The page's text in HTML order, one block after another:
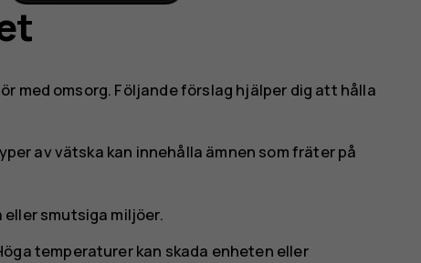
med omsorg. Följande förslag hjälper dig att hålla
av vätska kan innehålla ämnen som fräter på
smutsiga miljöer.
temperaturer kan skada enheten eller